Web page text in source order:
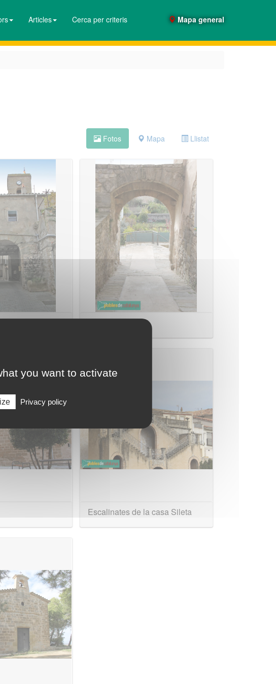
Articles Cerca per criteris Mapa general
Fotos Mapa Llistat
Portal de Baix
Escalinates de la casa Sileta
you want to activate
Privacy policy